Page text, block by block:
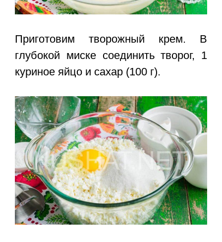
Приготовим творожный крем. В
глубокой миске соединить творог, 1
куриное яйцо и сахар (100 г).